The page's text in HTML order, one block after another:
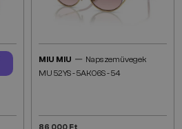
MIU MIU — Napszemüvegek
MU 52YS - ​5AK06S - ​54